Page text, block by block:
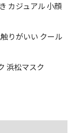
カジュアル 小顔
りがいい クール
浜松マスク